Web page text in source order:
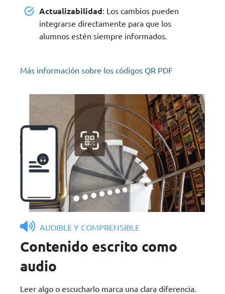
Actualizabilidad: Los cambios pueden
integrarse directamente para que los
alumnos estén siempre informados.
Más información sobre los códigos QR PDF
AUDIBLE Y COMPRENSIBLE
Contenido escrito como
audio
Leer algo o escucharlo marca una clara diferencia.